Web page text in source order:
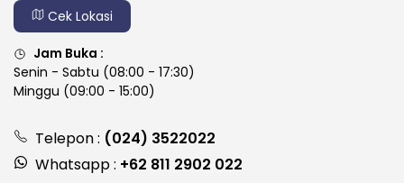
Cek Lokasi
Jam Buka :
Senin - Sabtu (08:00 - 17:30)
Minggu (09:00 - 15:00)
Telepon : (024) 3522022
Whatsapp : +62 811 2902 022